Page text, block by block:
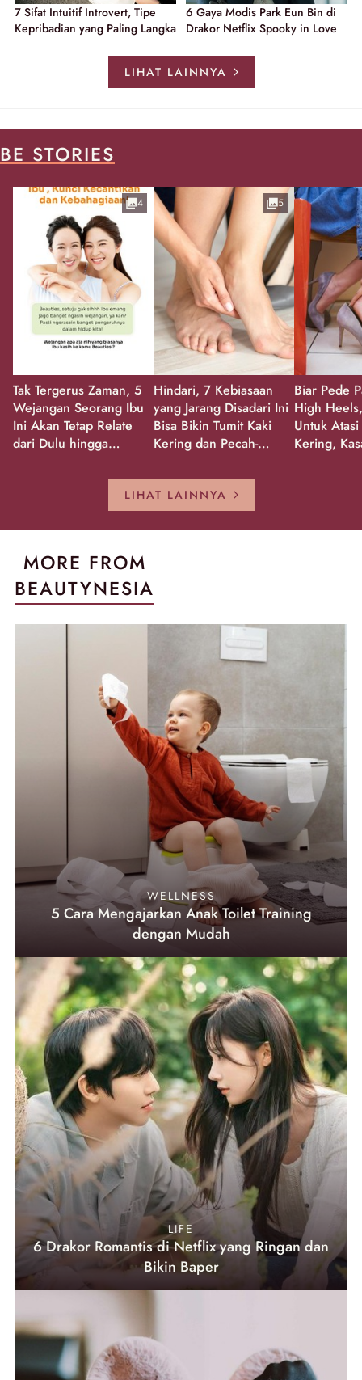
7 Sifat Intuitif Introvert, Tipe
Kepribadian yang Paling Langka
6 Gaya Modis Park Eun Bin di
Drakor Netflix Spooky in Love
LIHAT LAINNYA
BE STORIES
Tak Tergerus Zaman, 5
Wejangan Seorang Ibu
Ini Akan Tetap Relate
dari Dulu hingga
4
Hindari, 7 Kebiasaan
yang Jarang Disadari Ini
Bisa Bikin Tumit Kaki
Kering dan Pecah-
5
Biar Pede
High
Untuk
Kering,
LIHAT LAINNYA
MORE FROM
BEAUTYNESIA
WELLNESS
5 Cara Mengajarkan Anak Toilet Training
dengan Mudah
LIFE
6 Drakor Romantis di Netflix yang Ringan dan
Bikin Baper